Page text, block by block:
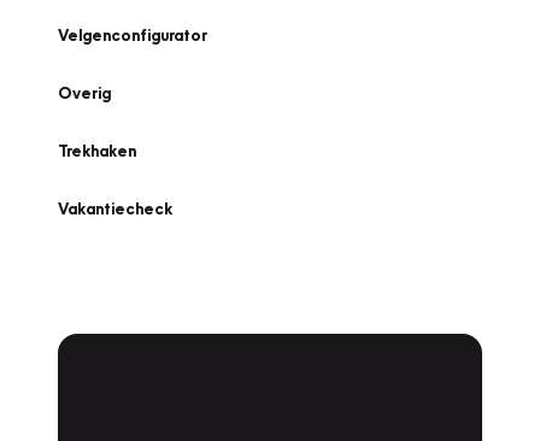
Velgenconfigurator
Overig
Trekhaken
Vakantiecheck